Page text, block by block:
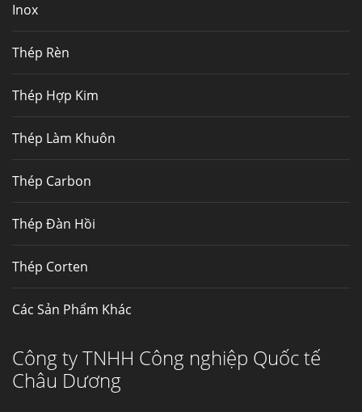
Thép Fengyang
Inox
Thép Rèn
Thép Hợp Kim
Thép Làm Khuôn
Thép Carbon
Thép Đàn Hồi
Thép Corten
Các Sản Phẩm Khác
Công ty TNHH Công nghiệp Quốc tế
Châu Dương